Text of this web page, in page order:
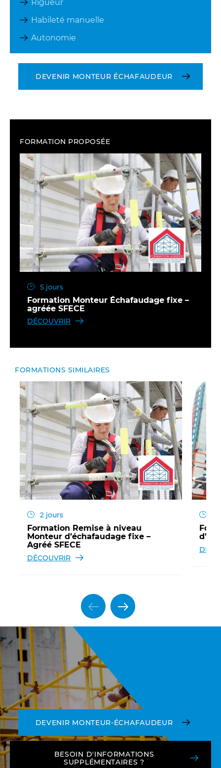
Rigueur
Habileté manuelle
Autonomie
DEVENIR MONTEUR ÉCHAFAUDEUR
FORMATION PROPOSÉE
5 jours
Formation Monteur Échafaudage fixe –
agréée SFECE
DÉCOUVRIR
FORMATIONS SIMILAIRES
2 jours
Formation Remise à niveau
Monteur d’échafaudage fixe –
Agréé SFECE
DÉCOUVRIR
DEVENIR MONTEUR-ÉCHAFAUDEUR
BESOIN D'INFORMATIONS
SUPPLÉMENTAIRES ?